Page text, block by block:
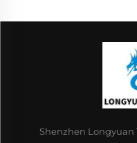
Shenzhen Longyuan